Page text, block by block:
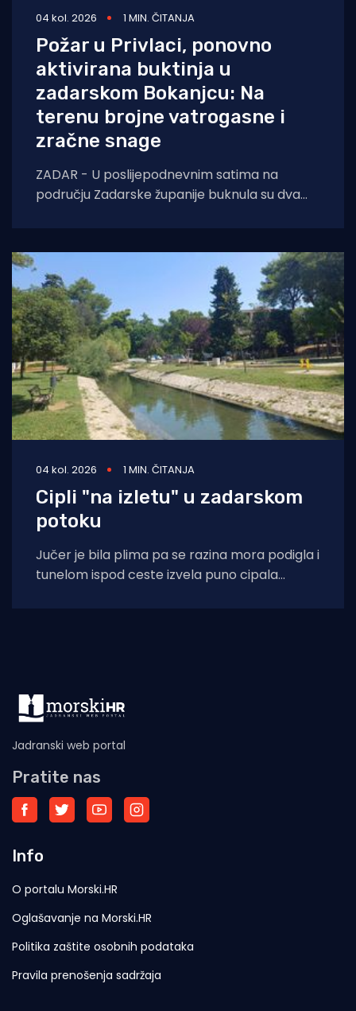
04 kol. 2026 1 MIN. ČITANJA
Požar u Privlaci, ponovno
aktivirana buktinja u
zadarskom Bokanjcu: Na
terenu brojne vatrogasne i
zračne snage
ZADAR - U poslijepodnevnim satima na
području Zadarske županije buknula su dva
04 kol. 2026 1 MIN. ČITANJA
Cipli "na izletu" u zadarskom
potoku
Jučer je bila plima pa se razina mora podigla i
tunelom ispod ceste izvela puno cipala
Jadranski web portal
Pratite nas
Info
O portalu Morski.HR
Oglašavanje na Morski.HR
Politika zaštite osobnih podataka
Pravila prenošenja sadržaja